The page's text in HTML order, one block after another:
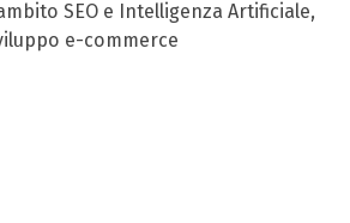
SEO e Intelligenza Artificiale,
e-commerce